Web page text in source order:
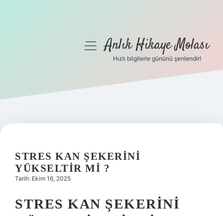
Gizlilik Politikası
Yasal Uyarı
menüyüAnlık Hikaye Molası
Hızlı bilgilerle gününü şenlendir!
STRES KAN ŞEKERINI
YÜKSELTIR MI ?
Tarih: Ekim 16, 2025
STRES KAN ŞEKERINI